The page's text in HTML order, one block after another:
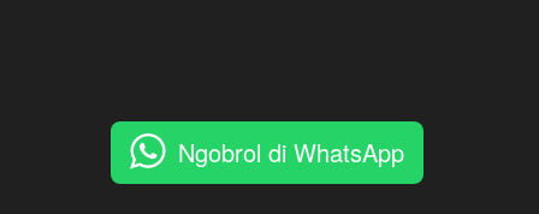
Ngobrol di WhatsApp